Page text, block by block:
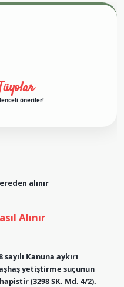
öneriler!
alınır
Alınır
Kanuna aykırı
yetiştirme suçunun
(3298 SK. Md. 4/2).